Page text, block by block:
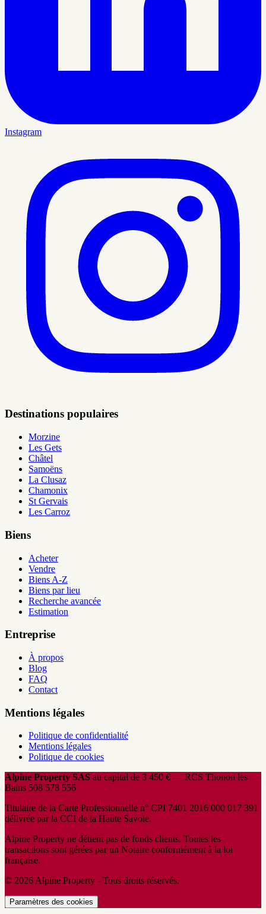
Instagram
Destinations populaires
Morzine
Les Gets
Châtel
Samoëns
La Clusaz
Chamonix
St Gervais
Les Carroz
Biens
Acheter
Vendre
Biens A-Z
Biens par lieu
Recherche avancée
Estimation
Entreprise
À propos
Blog
FAQ
Contact
Mentions légales
Politique de confidentialité
Mentions légales
Politique de cookies
Alpine Property SAS au capital de 3 450 € — RCS Thonon les
Bains 508 578 556
Titulaire de la Carte Professionnelle n° CPI 7401 2016 000 017 391
délivrée par la CCI de la Haute Savoie.
Alpine Property ne détient pas de fonds clients. Toutes les
transactions sont gérées par un Notaire conformément à la loi
française.
© 2026 Alpine Property - Tous droits réservés.
Paramètres des cookies